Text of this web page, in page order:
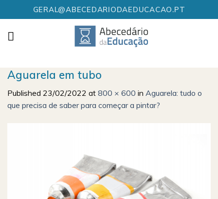
to
content
GERAL@ABECEDARIODAEDUCACAO.PT
Aguarela em tubo
Published 23/02/2022 at 800 × 600 in Aguarela: tudo o
que precisa de saber para começar a pintar?